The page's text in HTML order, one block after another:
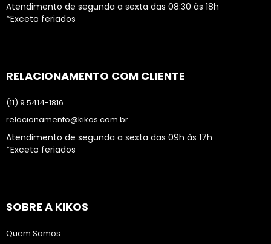
Atendimento de segunda a sexta das 08:30 às 18h
*Exceto feriados
RELACIONAMENTO COM CLIENTE
(11) 9.5414-1816
relacionamento@kikos.com.br
Atendimento de segunda a sexta das 09h às 17h
*Exceto feriados
SOBRE A KIKOS
Quem Somos